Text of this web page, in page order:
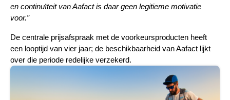
en continuïteit van Aafact is daar geen legitieme motivatie
voor.”
De centrale prijsafspraak met de voorkeursproducten heeft
een looptijd van vier jaar; de beschikbaarheid van Aafact lijkt
over die periode redelijke verzekerd.